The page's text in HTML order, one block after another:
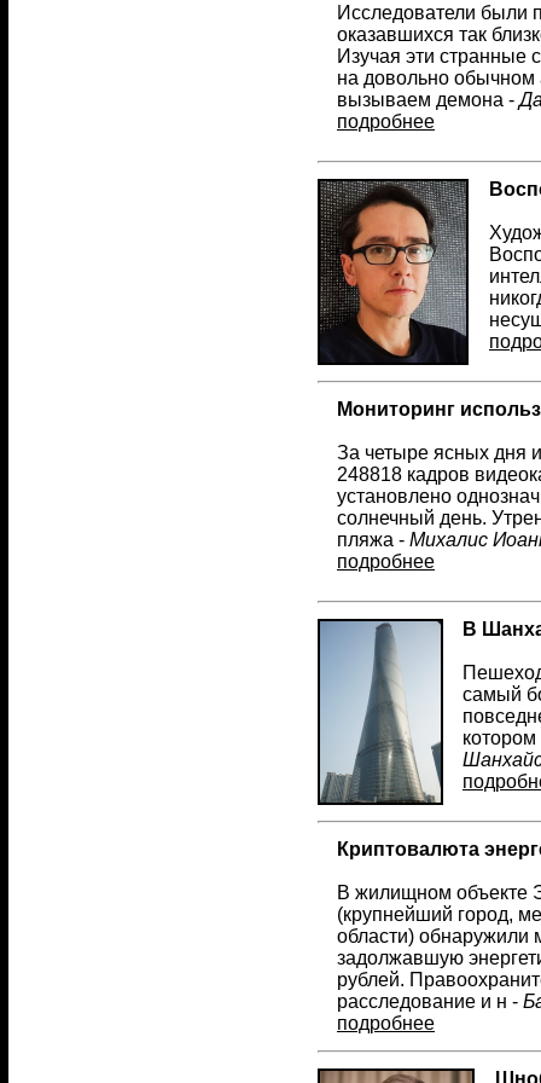
Исследователи были
оказавшихся так
Изучая эти странные
на довольно
вызываем демона -
подробнее
Мониторинг
За четыре ясных дня
248818 кадров
установлено
солнечный день.
пляжа - Михалис
подробнее
В
самый
Криптовалюта
В жилищном объекте
(крупнейший город,
области) обнаружили
задолжавшую
рублей.
расследование и н -
подробнее